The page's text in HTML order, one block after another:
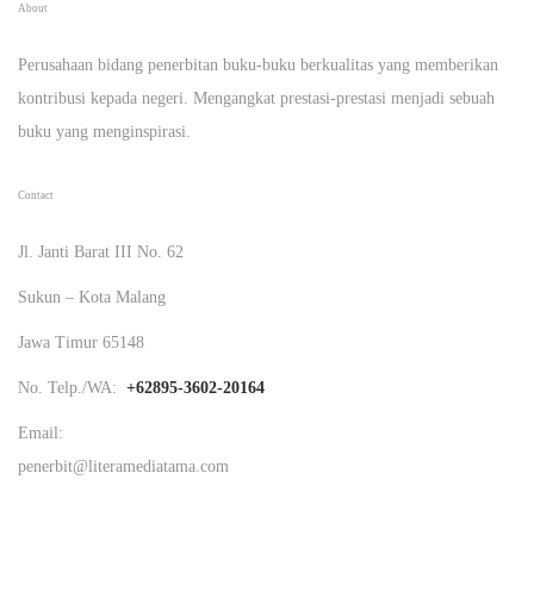
About
Perusahaan bidang penerbitan buku-buku berkualitas yang memberikan
kontribusi kepada negeri. Mengangkat prestasi-prestasi menjadi sebuah
buku yang menginspirasi.
Contact
Jl. Janti Barat III No. 62
Sukun – Kota Malang
Jawa Timur 65148
No. Telp./WA: +62895-3602-20164
Email:
penerbit@literamediatama.com